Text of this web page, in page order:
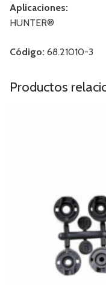
Aplicaciones:
HUNTER®
Código: 68.21010-3
Productos